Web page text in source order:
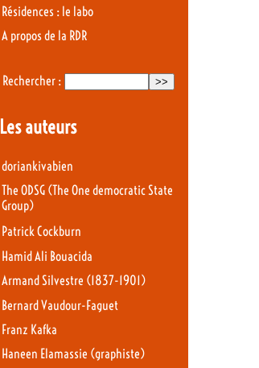
Résidences : le labo
A propos de la RDR
Rechercher :
Les auteurs
doriankivabien
The ODSG (The One democratic State
Group)
Patrick Cockburn
Hamid Ali Bouacida
Armand Silvestre (1837-1901)
Bernard Vaudour-Faguet
Franz Kafka
Haneen Elamassie (graphiste)